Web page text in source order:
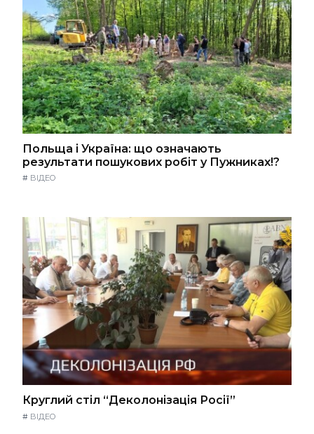
Польща і Україна: що означають
результати пошукових робіт у Пужниках!?
# ВІДЕО
Круглий стіл “Деколонізація Росії”
# ВІДЕО